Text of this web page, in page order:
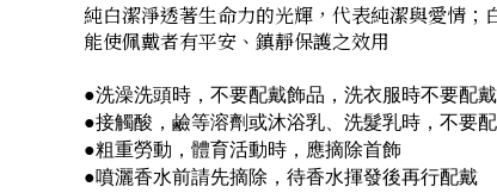
純白潔淨透著生命力的光輝，代表純潔與愛情；
能使佩戴者有平安、鎮靜保護之效用
●洗澡洗頭時，不要配戴飾品，洗衣服時不要配
●接觸酸，鹼等溶劑或沐浴乳、洗髮乳時，不要
●粗重勞動，體育活動時，應摘除首飾
●噴灑香水前請先摘除，待香水揮發後再行配戴